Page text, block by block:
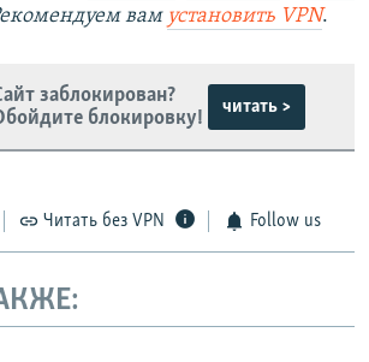
вам установить VPN.
заблокирован?
блокировку!
читать >
Читать без VPN Follow us